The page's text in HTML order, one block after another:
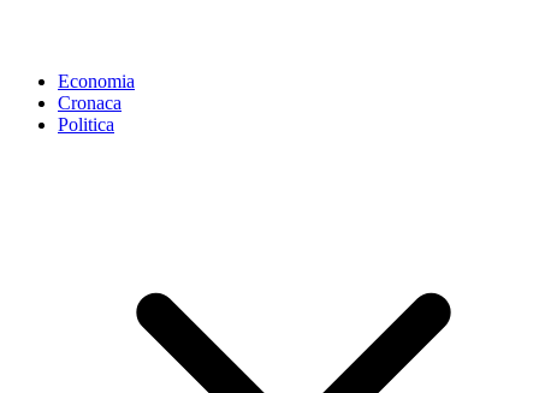
Economia
Cronaca
Politica